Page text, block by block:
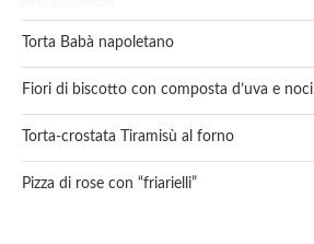
Torta Babà napoletano
Fiori di biscotto con composta d’uva e noci
Torta-crostata Tiramisù al forno
Pizza di rose con “friarielli”